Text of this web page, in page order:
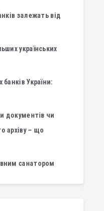
залежать від
українських
України:
документів чи
архіву – що
санатором